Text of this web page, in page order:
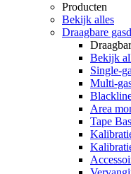
Producten
Bekijk alles
Draagbare
Bekijk
Single-
Multi-
Area
Tape